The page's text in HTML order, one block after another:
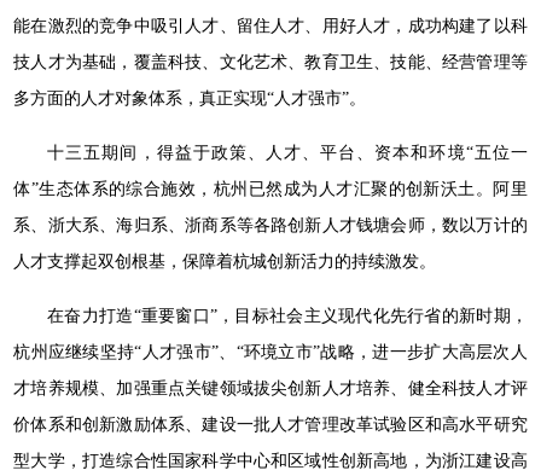
能在激烈的竞争中吸引人才、留住人才、用好人才，成功构建了以科
技人才为基础，覆盖科技、文化艺术、教育卫生、技能、经营管理等
多方面的人才对象体系，真正实现“人才强市”。
十三五期间，得益于政策、人才、平台、资本和环境“五位一
体”生态体系的综合施效，杭州已然成为人才汇聚的创新沃土。阿里
系、浙大系、海归系、浙商系等各路创新人才钱塘会师，数以万计的
人才支撑起双创根基，保障着杭城创新活力的持续激发。
在奋力打造“重要窗口”，目标社会主义现代化先行省的新时期，
杭州应继续坚持“人才强市”、“环境立市”战略，进一步扩大高层次人
才培养规模、加强重点关键领域拔尖创新人才培养、健全科技人才评
价体系和创新激励体系、建设一批人才管理改革试验区和高水平研究
型大学，打造综合性国家科学中心和区域性创新高地，为浙江建设高